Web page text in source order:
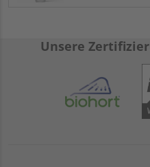
Unsere